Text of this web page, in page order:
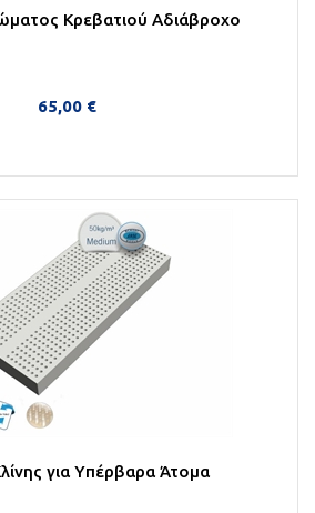
Κρεβατιού Αδιάβροχο
65,00 €
για Υπέρβαρα Άτομα